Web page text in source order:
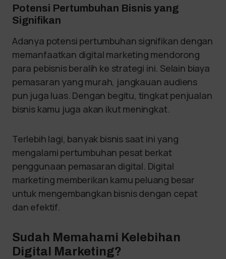
Potensi Pertumbuhan Bisnis yang
Signifikan
Adanya potensi pertumbuhan signifikan dengan
memanfaatkan digital marketing mendorong
para pebisnis beralih ke strategi ini. Selain biaya
pemasaran yang murah, jangkauan audiens
pun juga luas. Dengan begitu, tingkat penjualan
bisnis kamu juga akan ikut meningkat.
Terlebih lagi, banyak bisnis saat ini yang
mengalami pertumbuhan pesat berkat
penggunaan pemasaran digital. Digital
marketing memberikan kamu peluang besar
untuk mengembangkan bisnis dengan cepat
dan efektif.
Sudah Memahami Kelebihan
Digital Marketing?